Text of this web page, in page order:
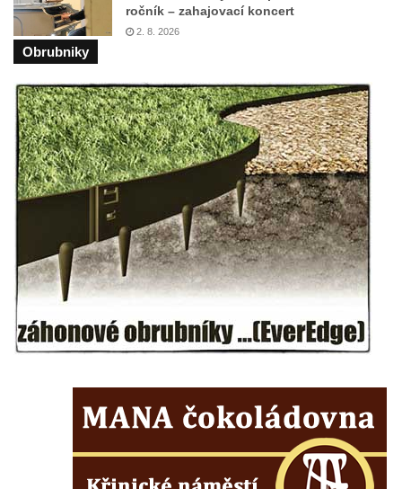
Kostel svatého Havla na hřbitově v
Hrobčicích
Kaple svatého Vavřince v Mirošovicích
Márnice na hřbitově v Račicích
Márnice na hřbitově v Dobříni
Kaple v Bezděkově
Kaple Nejsvětější Trojice v centru Liběšic
Výklenková kaple na rozcestí na jižním
okraji Liběšic
Kostel svaté Kateřiny v Chouči
Kaple svatého Blažeje východně od Lužice
Márnice na hřbitově v Lužici
Vesnický kostel v Reinhardtsdorfu
Kaple v Oparnu
Protestantský (evangelicko-luterský) kostel
ročník – zahajovací koncert
2. 8. 2026
Obrubniky